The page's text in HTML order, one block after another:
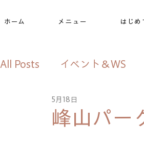
ホーム メニュー はじめ
All Posts イベント＆WS
美姿勢プログラム
峰山パー
5月18日